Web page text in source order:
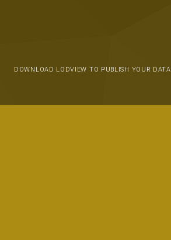
DOWNLOAD LODVIEW TO PUBLISH YOUR DATA